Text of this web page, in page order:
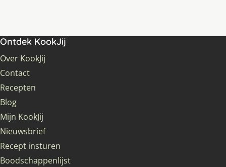
Ontdek KookJij
Over KookJij
Contact
Recepten
Blog
Mijn KookJij
Nieuwsbrief
Recept insturen
Boodschappenlijst